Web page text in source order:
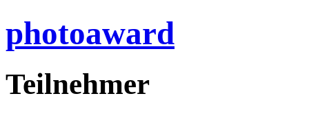
photoaward
Teilnehmer